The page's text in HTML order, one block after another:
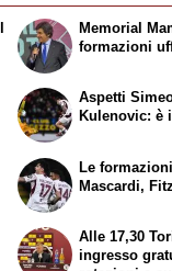
Memorial
formazioni
Aspetti
Kulenovic: è
Le
Mascardi,
Alle 17,30
ingresso